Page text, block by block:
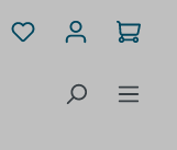
Du hast 0